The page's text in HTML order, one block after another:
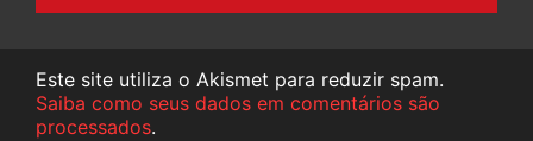
Este site utiliza o Akismet para reduzir spam.
Saiba como seus dados em comentários são
processados.